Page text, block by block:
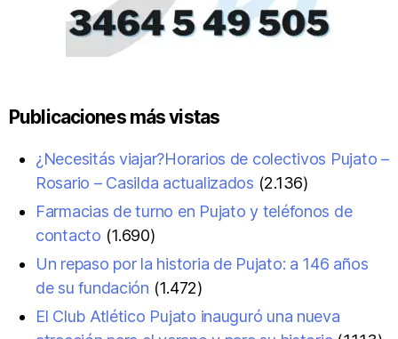
Publicaciones más vistas
¿Necesitás viajar?Horarios de colectivos Pujato –
Rosario – Casilda actualizados (2.136)
Farmacias de turno en Pujato y teléfonos de
contacto (1.690)
Un repaso por la historia de Pujato: a 146 años
de su fundación (1.472)
El Club Atlético Pujato inauguró una nueva